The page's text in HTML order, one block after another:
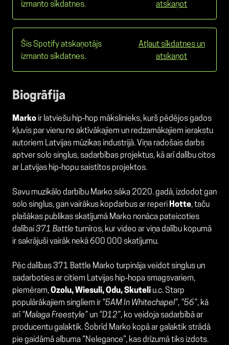
izmanto sīkdatnes.
atskaņot
Šis Spotify atskaņotājs
izmanto sīkdatnes.
Atļaut sīkdatnes un
atskaņot
Biogrāfija
Marko ir latviešu hip‑hop mākslinieks, kurš pēdējos gados
kļuvis par vienu no aktīvākajiem un redzamākajiem ierakstu
autoriem Latvijas mūzikas industrijā. Viņa radošais darbs
aptver solo singlus, sadarbības projektus, kā arī dalību citos
ar Latvijas hip‑hopu saistītos projektos.
Savu muzikālo darbību Marko sāka 2020. gadā, izdodot gan
solo singlus, gan vairākus kopdarbus ar reperiHotte, taču
plašākas publikas skatījumā Marko nonāca pateicoties
dalībai371 Battle turnīros, kur video ar viņa dalību kopumā
ir sakrājuši vairāk nekā 600 000 skatījumu.
Pēc dalības 371 Battle Marko turpināja veidot singlus un
sadarboties ar citiem Latvijas hip‑hopa smagsvariem,
piemēram,Ozolu, Wiesuli, Odu, Skuteli u.c. Starp
populārākajiem singliem ir “5AM In Whitechapel”, “56”, kā
arī “Malaga Freestyle” un “D12”, ko veidoja sadarbībā ar
producentu galaktik. Šobrīd Marko kopā ar galaktik strādā
pie gaidāmā albuma “Nelegance”, kas drīzumā tiks izdots.